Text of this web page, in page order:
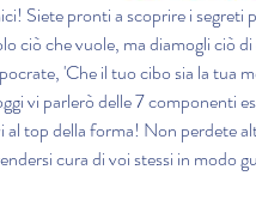
Siete pronti a scoprire i
ciò che vuole, ma diamogli ciò
'Che il tuo cibo sia la tua
vi parlerò delle 7 componenti
al top della forma! Non perdete
cura di voi stessi in modo